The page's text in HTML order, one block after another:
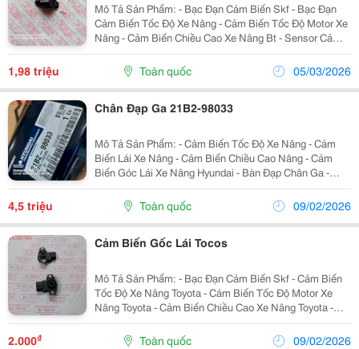
Mô Tả Sản Phẩm: - Bạc Đạn Cảm Biến Skf - Bạc Đạn
Cảm Biến Tốc Độ Xe Nâng - Cảm Biến Tốc Độ Motor Xe
Nâng - Cảm Biến Chiều Cao Xe Nâng Bt - Sensor Cảm
Biến Tốc Độ Xe Nâng - Cảm Biến Chân Ga - Cảm Biến
Chiều Cao Nâng - Cảm Biến Lái Xe...
1,98 triệu Toàn quốc 05/03/2026
Chân Đạp Ga 21B2-98033
Mô Tả Sản Phẩm: - Cảm Biến Tốc Độ Xe Nâng - Cảm
Biến Lái Xe Nâng - Cảm Biến Chiều Cao Nâng - Cảm
Biến Góc Lái Xe Nâng Hyundai - Bàn Đạp Chân Ga -
Chân Đạp Ga - Cảm Biến Comesys
Http://Phutungxenangvn.com/En/Product/Forklift-
Parts/Hyun...
4,5 triệu Toàn quốc 09/02/2026
Cảm Biến Gốc Lái Tocos
Mô Tả Sản Phẩm: - Bạc Đạn Cảm Biến Skf - Cảm Biến
Tốc Độ Xe Nâng Toyota - Cảm Biến Tốc Độ Motor Xe
Nâng Toyota - Cảm Biến Chiều Cao Xe Nâng Toyota -
Cảm Biến Lái Xe Nâng Toyota - Cảm Biến Chân Ga Xe
Nâng Toyota - Cảm Biến Chiều Cao Nâng...
2.000₫ Toàn quốc 09/02/2026